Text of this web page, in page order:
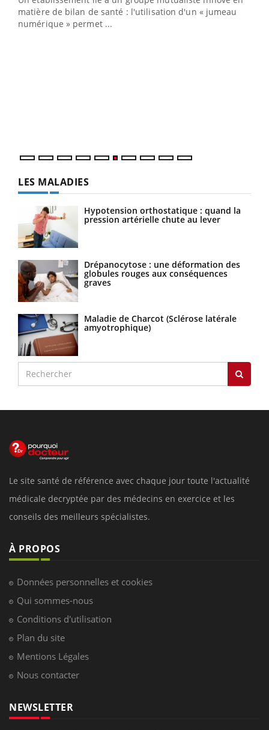
matière de bilan de santé : l'utilisation d'un « jumeau
numérique » permet ...
LES MALADIES
Hypotension orthostatique : quand la
pression artérielle chute au lever
Drépanocytose : une déformation des
globules rouges aux conséquences
graves
Maladie de Charcot (Sclérose latérale
amyotrophique)
Le site santé de référence avec chaque jour toute l'actualité
médicale decryptée par des médecins en exercice et les
conseils des meilleurs spécialistes.
À PROPOS
Données personnelles et cookies
Qui sommes-nous
Conditions d'utilisation
Plan du site
Mentions Légales
Nous contacter
NEWSLETTER